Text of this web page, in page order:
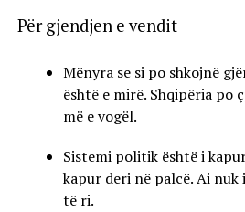
Për gjendjen e vendit
Mënyra se si po shkojnë
është e mirë. Shqipëria po
më e vogël.
Sistemi politik është i
kapur deri në palcë. Ai
të ri.